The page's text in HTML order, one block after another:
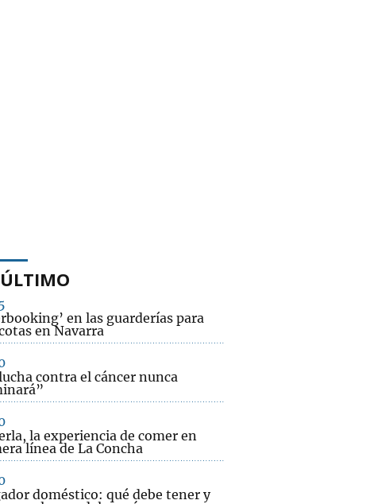
en las guarderías para
en Navarra
contra el cáncer nunca
la experiencia de comer en
línea de La Concha
doméstico: qué debe tener y